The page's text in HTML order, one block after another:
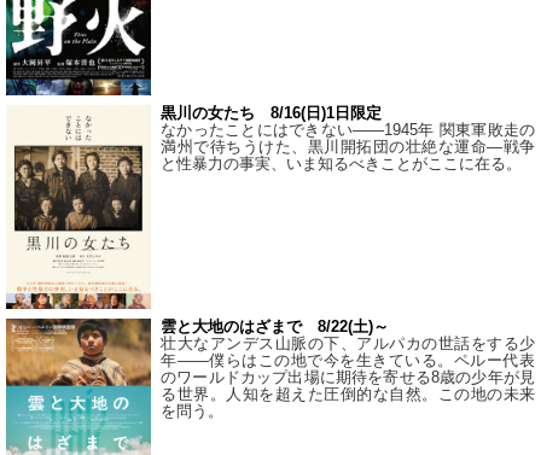
黒川の女たち 8/16(日)1日限定
なかったことにはできない——1945年 関東軍敗走の
満州で待ちうけた、黒川開拓団の壮絶な運命―戦争
と性暴力の事実、いま知るべきことがここに在る。
雲と大地のはざまで 8/22(土)～
壮大なアンデス山脈の下、アルパカの世話をする少
年――僕らはこの地で今を生きている。ペルー代表
のワールドカップ出場に期待を寄せる8歳の少年が見
る世界。人知を超えた圧倒的な自然。この地の未来
を問う。